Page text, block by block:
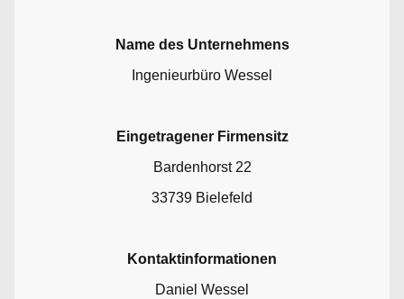
Name des Unternehmens
Ingenieurbüro Wessel
Eingetragener Firmensitz
Bardenhorst 22
33739 Bielefeld
Kontaktinformationen
Daniel Wessel